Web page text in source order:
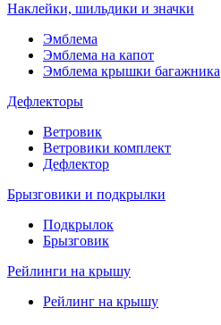
Наклейки, шильдики и значки
Эмблема
Эмблема на капот
Эмблема крышки багажника
Дефлекторы
Ветровик
Ветровики комплект
Дефлектор
Брызговики и подкрылки
Подкрылок
Брызговик
Рейлинги на крышу
Рейлинг на крышу